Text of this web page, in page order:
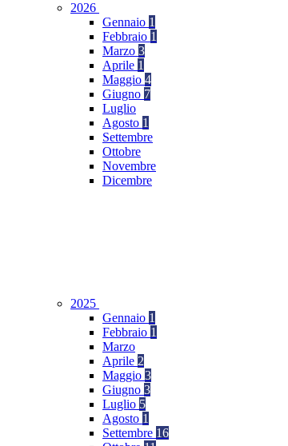
2026
Gennaio 1
Febbraio 1
Marzo 3
Aprile 1
Maggio 4
Giugno 7
Luglio
Agosto 1
Settembre
Ottobre
Novembre
Dicembre
2025
Gennaio 1
Febbraio 1
Marzo
Aprile 2
Maggio 3
Giugno 3
Luglio 5
Agosto 1
Settembre 16